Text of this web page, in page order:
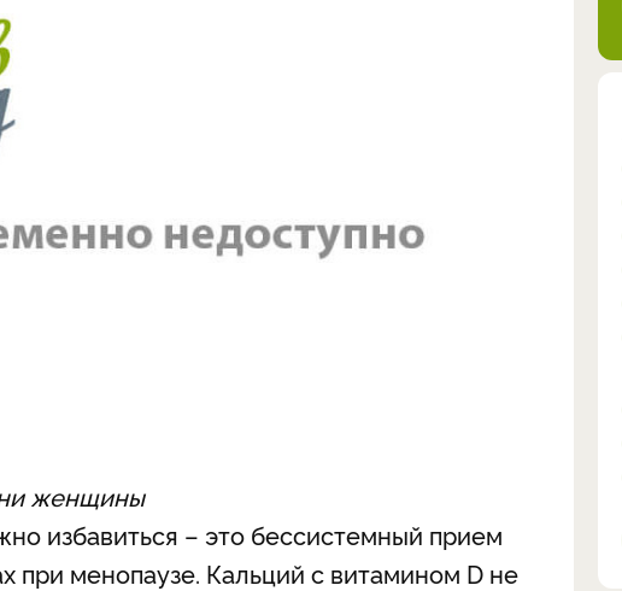
женщины
избавиться – это бессистемный прием
при менопаузе. Кальций с витамином D не